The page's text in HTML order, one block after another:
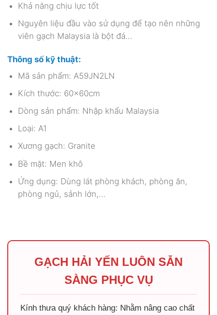
Khả năng chịu lực tốt
Nguyên liệu đầu vào sử dụng để tạo nên những
viên gạch Malaysia là bột đá…
Thông số kỹ thuật:
Mã sản phẩm: A59JN2LN
Kích thước: 60x60cm
Dòng sản phẩm: Nhập khẩu Malaysia
Loại: A1
Xương gạch: Granite
Bề mặt: Men khô
Ứng dụng: Dùng lát phòng khách, phòng ăn,
phòng ngủ, sảnh lớn,…
GẠCH HẢI YẾN LUÔN SẴN
SÀNG PHỤC VỤ
Kính thưa quý khách hàng: Nhằm nâng cao chất